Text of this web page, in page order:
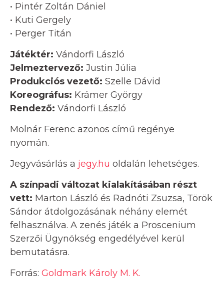
• Pintér Zoltán Dániel
• Kuti Gergely
• Perger Titán
Játéktér: Vándorfi László
Jelmeztervező: Justin Júlia
Produkciós vezető: Szelle Dávid
Koreográfus: Krámer György
Rendező: Vándorfi László
Molnár Ferenc azonos című regénye
nyomán.
Jegyvásárlás a jegy.hu oldalán lehetséges.
A színpadi változat kialakításában részt
vett: Marton László és Radnóti Zsuzsa, Török
Sándor átdolgozásának néhány elemét
felhasználva. A zenés játék a Proscenium
Szerzői Ügynökség engedélyével kerül
bemutatásra.
Forrás: Goldmark Károly M. K.